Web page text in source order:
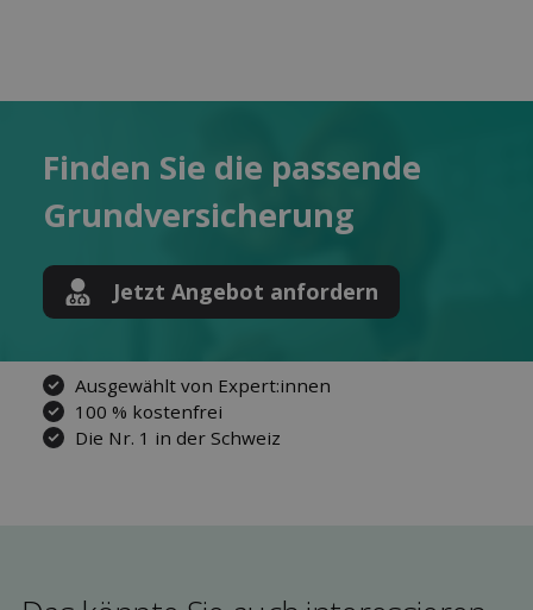
Finden Sie die pas­sende
Grund­versicherung
Jetzt Angebot anfordern
Ausgewählt von Expert:innen
100 % kostenfrei
Die Nr. 1 in der Schweiz